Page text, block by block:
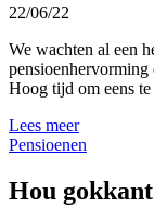
22/06/22
We wachten al een
pensioenhervorming
Hoog tijd om eens te
Lees meer
Pensioenen
Hou